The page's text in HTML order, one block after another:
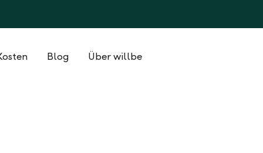
Blog Über willbe